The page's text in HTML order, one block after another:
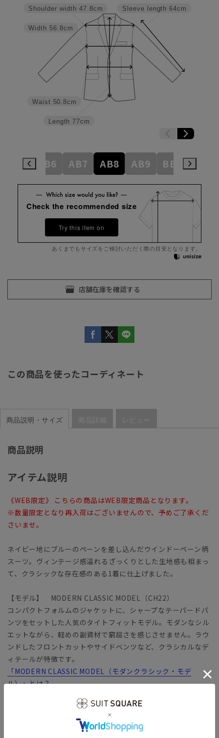
Sleeve length 64cm
Length 77cm
Waist 50.8cm
Width 56.8cm
Shoulder width 47.8cm
AB6 AB7 AB8 AB9 BE3
Check the recommended size
Try this item on
あくまでもサイズをご検討いただく際の目安となります。
この商品を使ったコーディネート
商品説明・サイズ 商品詳細 レビュー
商品説明
アイテム説明
《WEB限定》 こちらの商品はWEB限定商品となります。
※数量限定となり再入荷はございませんので、予めご了承くだ
さいませ。
ネイビー地にブルーのペーンを差し込んだウインドーペーン柄
スーツ。ヴィンテージ感溢れるざっくりとした生地感も相まっ
て、クラシックな存在感のある1着に仕上げました。
【モデル】 MODERN CLASSIC MODEL（CH22）
コンパクトフォルムのジャケットに、シャープなテーパードパ
ンツをセットした人気のタイトフィットモデル。モダンなシル
エットながら、軽めの副資材で窮屈さを感じさせません。ラウ
ンドしたフロントカットやサイドベンツなど、クラシカルなデ
ィテールが特徴です。
「MODERN CLASSIC MODEL（モダンクラシック・モデ
ル）」とは？
【生地ブランド】 VITALE BARBERIS CANONICO（ヴィタ
ーレ・バルべリス・カノニコ）
1936年イタリア・ビエラ地区にて創業の、イタリアを代表する